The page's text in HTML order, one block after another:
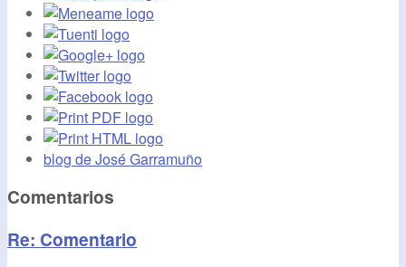
blog de José Garramuño
Comentarios
Re: Comentario